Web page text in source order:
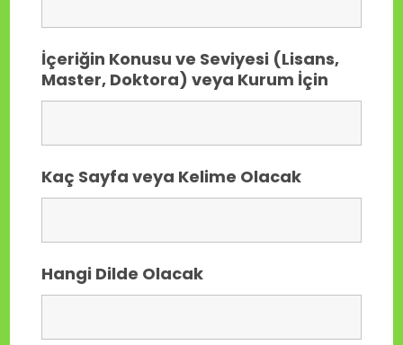
İçeriğin Konusu ve Seviyesi (Lisans,
Master, Doktora) veya Kurum İçin
Kaç Sayfa veya Kelime Olacak
Hangi Dilde Olacak